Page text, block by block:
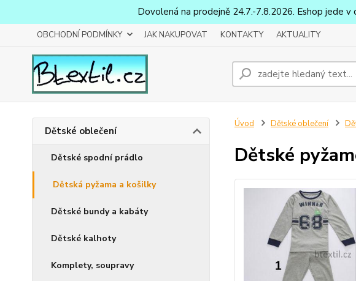
Dovolená na prodejně 24.7.-7.8.2026. Eshop jede
OBCHODNÍ PODMÍNKY JAK NAKUPOVAT KONTAKTY AKTUALITY
Dětské oblečení
Dětské spodní prádlo
Dětská pyžama a košilky
Dětské bundy a kabáty
Dětské kalhoty
Komplety, soupravy
Úvod Dětské oblečení
Dětské